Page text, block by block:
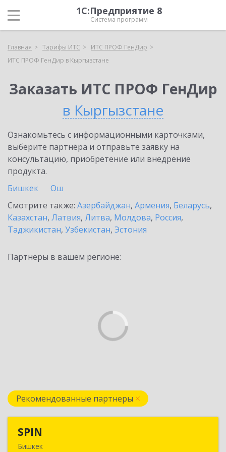
1С:Предприятие 8
Система программ
Главная Тарифы ИТС
ИТС ПРОФ ГенДир
ИТС ПРОФ ГенДир в Кыргызстане
Заказать ИТС ПРОФ ГенДир
в Кыргызстане
Ознакомьтесь с информационными карточками,
выберите партнёра и отправьте заявку на
консультацию, приобретение или внедрение
продукта.
Бишкек
Ош
Смотрите также: Азербайджан, Армения, Беларусь,
Казахстан, Латвия, Литва, Молдова, Россия,
Таджикистан, Узбекистан, Эстония
Партнеры в вашем регионе:
Рекомендованные партнеры
SPIN
Бишкек